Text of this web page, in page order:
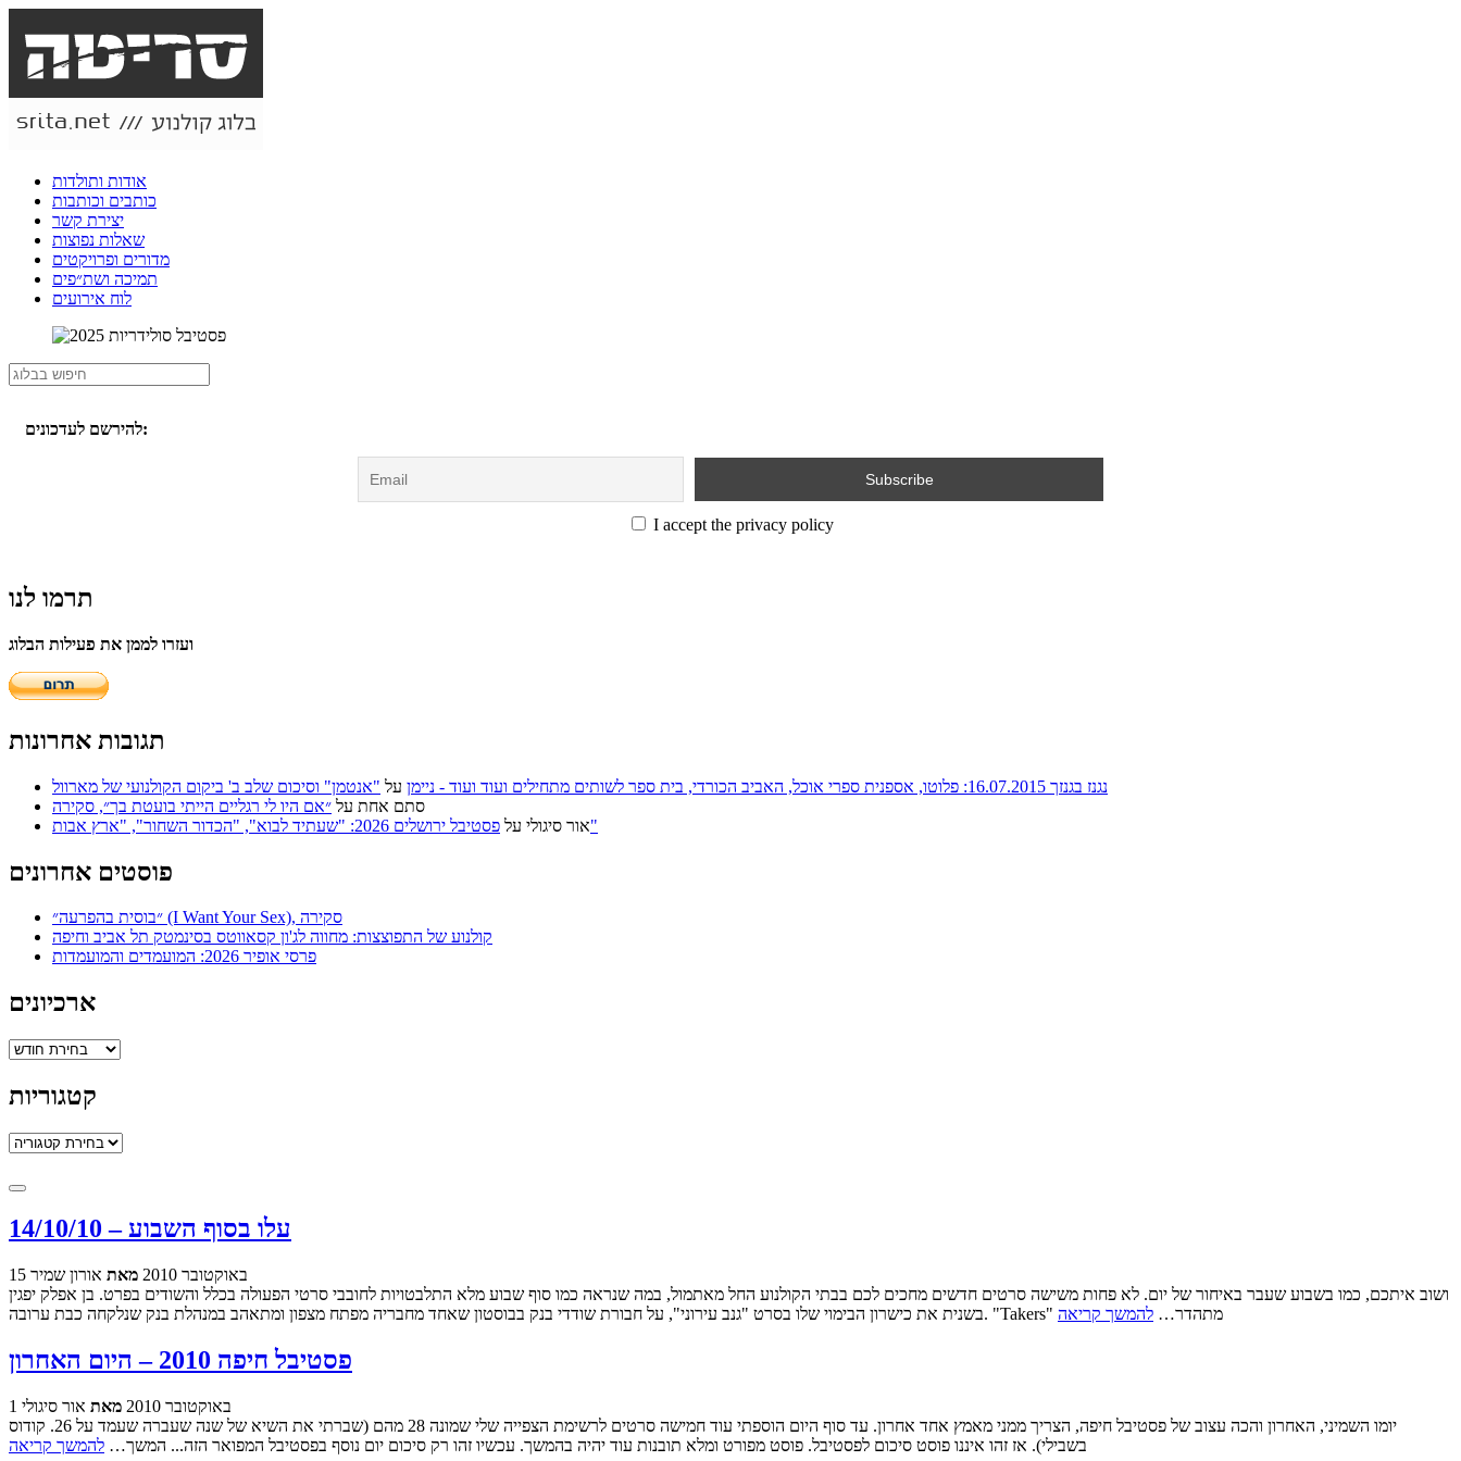
אודות ותולדות
כותבים וכותבות
יצירת קשר
שאלות נפוצות
מדורים ופרויקטים
תמיכה ושת״פים
לוח אירועים
להירשם לעדכונים:
I accept the privacy policy
תרמו לנו
ועזרו לממן את פעילות הבלוג
תגובות אחרונות
נגנז בגנזך 16.07.2015: פלוטו, אספנית ספרי אוכל, האביב הכורדי, בית ספר לשותים מתחילים ועוד ועוד - ניימן על "אנטמן" וסיכום שלב ב' ביקום הקולנועי של מארוול
סתם אחת על ״אם היו לי רגליים הייתי בועטת בך״, סקירה
אור סיגולי על פסטיבל ירושלים 2026: "שעתיד לבוא", "הכדור השחור", "ארץ אבות"
פוסטים אחרונים
״בוסית בהפרעה״ (I Want Your Sex), סקירה
קולנוע של התפוצצות: מחווה לג'ון קסאווטס בסינמטק תל אביב וחיפה
פרסי אופיר 2026: המועמדים והמועמדות
ארכיונים
ארכיונים
קטגוריות
קטגוריות
עלו בסוף השבוע – 14/10/10
15 באוקטובר 2010 מאת אורון שמיר
ושוב איתכם, כמו בשבוע שעבר באיחור של יום. לא פחות משישה סרטים חדשים מחכים לכם בבתי הקולנוע החל מאתמול, במה שנראה כמו סוף שבוע מלא התלבטויות לחובבי סרטי הפעולה בכלל והשודים בפרט. בן אפלק יפגין
בשנית את כישרון הבימוי שלו בסרט "גנב עירוני", על חבורת שודדי בנק בבוסטון שאחד מחבריה מפתח מצפון ומתאהב במנהלת בנק שנלקחה כבת ערובה. "Takers" מתהדר… להמשך קריאה
פסטיבל חיפה 2010 – היום האחרון
1 באוקטובר 2010 מאת אור סיגולי
יומו השמיני, האחרון והכה עצוב של פסטיבל חיפה, הצריך ממני מאמץ אחד אחרון. עד סוף היום הוספתי עוד חמישה סרטים לרשימת הצפייה שלי שמונה 28 מהם (שברתי את השיא של שנה שעברה שעמד על 26. קודוס
בשבילי). אז זהו איננו פוסט סיכום לפסטיבל. פוסט מפורט ומלא תובנות עוד יהיה בהמשך. עכשיו זהו רק סיכום יום נוסף בפסטיבל המפואר הזה... המשך… להמשך קריאה